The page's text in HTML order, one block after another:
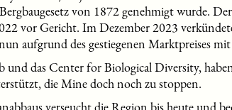
von 1872 genehmigt wurde.
vor Gericht. Im Dezember 2023
aufgrund des gestiegenen Marktpreises
und das Center for Biological Diversity,
die Mine doch noch zu stoppen.